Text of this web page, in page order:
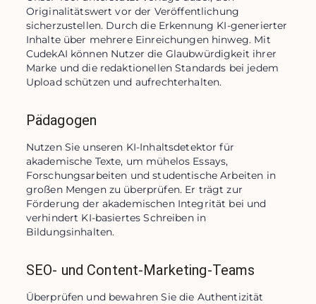
Originalitätswert vor der Veröffentlichung
sicherzustellen. Durch die Erkennung KI-generierter
Inhalte über mehrere Einreichungen hinweg. Mit
CudekAI können Nutzer die Glaubwürdigkeit ihrer
Marke und die redaktionellen Standards bei jedem
Upload schützen und aufrechterhalten.
Pädagogen
Nutzen Sie unseren KI-Inhaltsdetektor für
akademische Texte, um mühelos Essays,
Forschungsarbeiten und studentische Arbeiten in
großen Mengen zu überprüfen. Er trägt zur
Förderung der akademischen Integrität bei und
verhindert KI-basiertes Schreiben in
Bildungsinhalten.
SEO- und Content-Marketing-Teams
Überprüfen und bewahren Sie die Authentizität